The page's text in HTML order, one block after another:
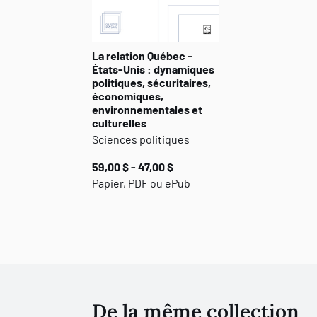
La relation Québec -
États-Unis : dynamiques
politiques, sécuritaires,
économiques,
environnementales et
culturelles
Sciences politiques
59,00 $ - 47,00 $
Papier, PDF ou ePub
De la même collection